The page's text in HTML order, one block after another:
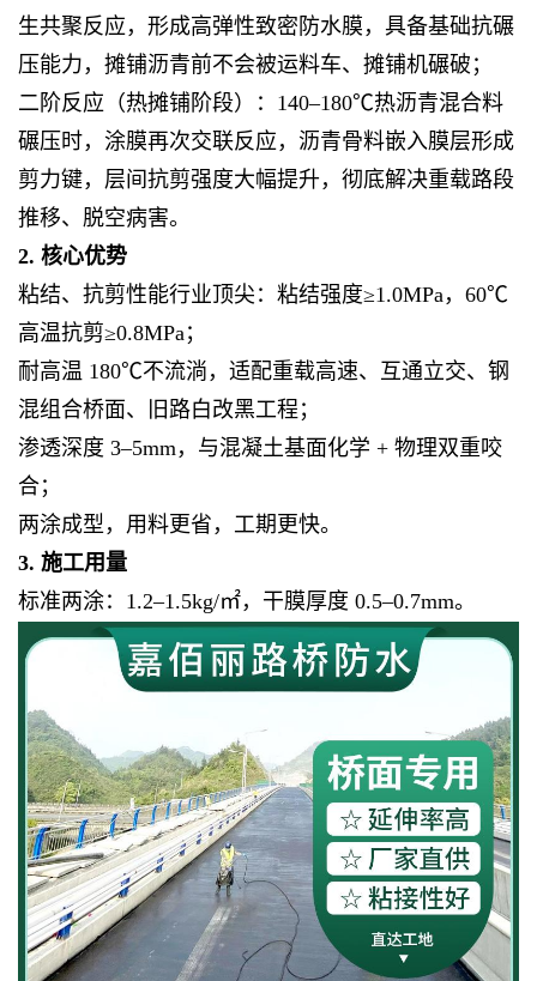
生共聚反应，形成高弹性致密防水膜，具备基础抗碾
压能力，摊铺沥青前不会被运料车、摊铺机碾破；
二阶反应（热摊铺阶段）：140–180℃热沥青混合料
碾压时，涂膜再次交联反应，沥青骨料嵌入膜层形成
剪力键，层间抗剪强度大幅提升，彻底解决重载路段
推移、脱空病害。
2. 核心优势
粘结、抗剪性能行业顶尖：粘结强度≥1.0MPa，60℃
高温抗剪≥0.8MPa；
耐高温 180℃不流淌，适配重载高速、互通立交、钢
混组合桥面、旧路白改黑工程；
渗透深度 3–5mm，与混凝土基面化学 + 物理双重咬
合；
两涂成型，用料更省，工期更快。
3. 施工用量
标准两涂：1.2–1.5kg/㎡，干膜厚度 0.5–0.7mm。